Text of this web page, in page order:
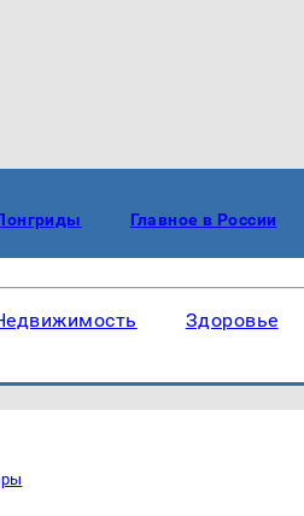
Главное в России
Здоровье